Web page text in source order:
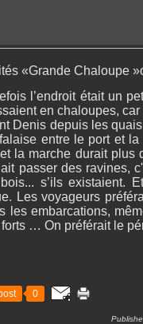
«Grande Chaloupe
l’endroit était un
en chaloupes,
Denis depuis les
entre le port et
la marche durait plus
passer des ravines,
s’ils existaient.
Les voyageurs
les embarcations,
… On préférait le
0